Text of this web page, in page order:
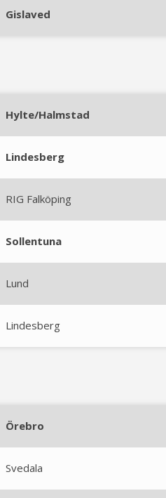
Gislaved
Hylte/Halmstad
Lindesberg
RIG Falköping
Sollentuna
Lund
Lindesberg
Örebro
Svedala